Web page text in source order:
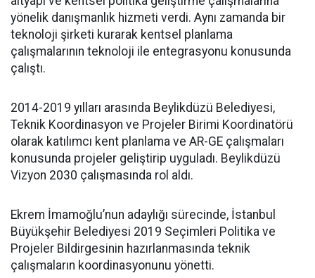
yönelik danışmanlık hizmeti verdi. Aynı zamanda bir
teknoloji şirketi kurarak kentsel planlama
çalışmalarının teknoloji ile entegrasyonu konusunda
çalıştı.
2014-2019 yılları arasında Beylikdüzü Belediyesi,
Teknik Koordinasyon ve Projeler Birimi Koordinatörü
olarak katılımcı kent planlama ve AR-GE çalışmaları
konusunda projeler geliştirip uyguladı. Beylikdüzü
Vizyon 2030 çalışmasında rol aldı.
Ekrem İmamoğlu’nun adaylığı sürecinde, İstanbul
Büyükşehir Belediyesi 2019 Seçimleri Politika ve
Projeler Bildirgesinin hazırlanmasında teknik
çalışmaların koordinasyonunu yönetti.